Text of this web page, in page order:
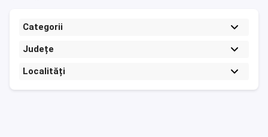
Categorii
Județe
Localități